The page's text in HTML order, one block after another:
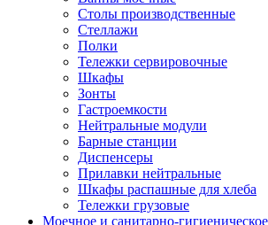
Столы производственные
Стеллажи
Полки
Тележки сервировочные
Шкафы
Зонты
Гастроемкости
Нейтральные модули
Барные станции
Диспенсеры
Прилавки нейтральные
Шкафы распашные для хлеба
Тележки грузовые
Моечное и санитарно-